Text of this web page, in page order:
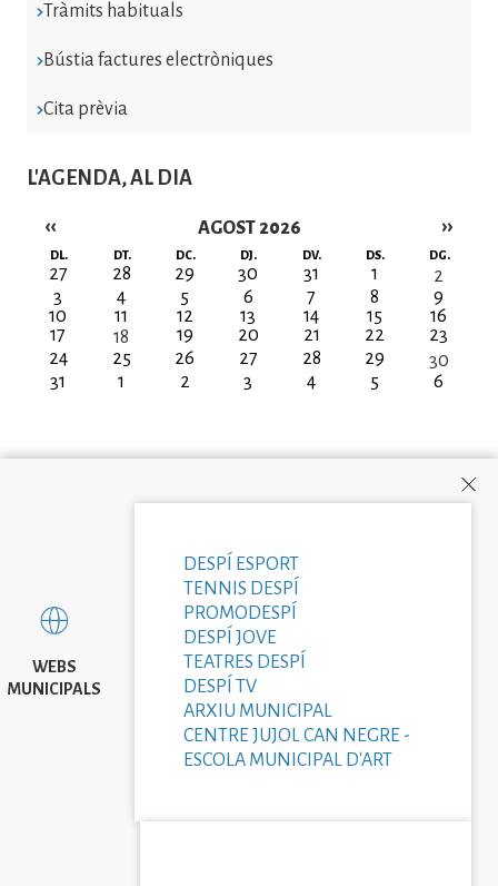
Tràmits habituals
Bústia factures electròniques
Cita prèvia
L'AGENDA, AL DIA
AGOST 2026
Paginació
‹‹ ››
DL. DT. DC. DJ. DV. DS. DG.
27 28 29 30 31 1
2
3
4 5 6 7 8
9
10
11 12 13 14 15
16
17
18 19 20 21 22
23
24
25 26 27 28 29
30
31
1 2 3 4 5 6
WEBS
MUNICIPALS
DESPÍ ESPORT
TENNIS DESPÍ
PROMODESPÍ
DESPÍ JOVE
TEATRES DESPÍ
DESPÍ TV
ARXIU MUNICIPAL
CENTRE JUJOL CAN NEGRE -
ESCOLA MUNICIPAL D'ART